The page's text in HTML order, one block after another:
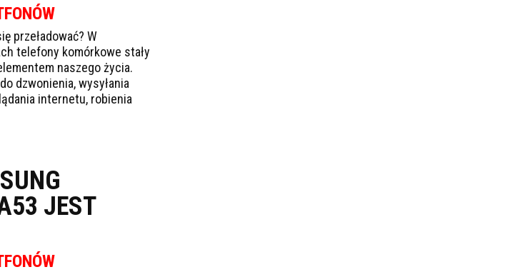
przeładować? W
telefony komórkowe stały
naszego życia.
dzwonienia, wysyłania
internetu, robienia
JEST